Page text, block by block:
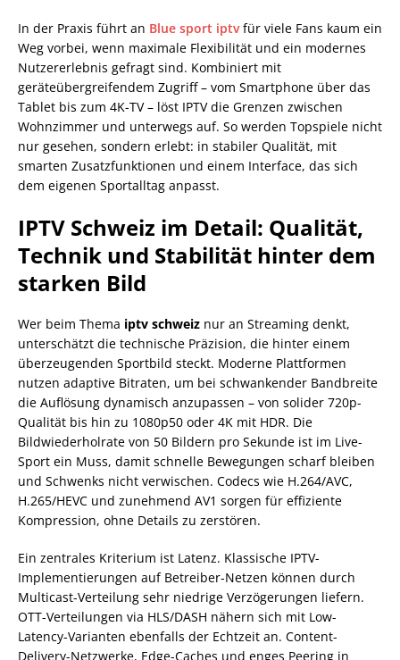
In der Praxis führt an Blue sport iptvfür viele Fans kaum ein
Weg vorbei, wenn maximale Flexibilität und ein modernes
Nutzererlebnis gefragt sind. Kombiniert mit
geräteübergreifendem Zugriff – vom Smartphone über das
Tablet bis zum 4K-TV – löst IPTV die Grenzen zwischen
Wohnzimmer und unterwegs auf. So werden Topspiele nicht
nur gesehen, sondern erlebt: in stabiler Qualität, mit
smarten Zusatzfunktionen und einem Interface, das sich
dem eigenen Sportalltag anpasst.
IPTV Schweiz im Detail: Qualität,
Technik und Stabilität hinter dem
starken Bild
Wer beim Thema iptv schweiz nur an Streaming denkt,
unterschätzt die technische Präzision, die hinter einem
überzeugenden Sportbild steckt. Moderne Plattformen
nutzen adaptive Bitraten, um bei schwankender Bandbreite
die Auflösung dynamisch anzupassen – von solider 720p-
Qualität bis hin zu 1080p50 oder 4K mit HDR. Die
Bildwiederholrate von 50 Bildern pro Sekunde ist im Live-
Sport ein Muss, damit schnelle Bewegungen scharf bleiben
und Schwenks nicht verwischen. Codecs wie H.264/AVC,
H.265/HEVC und zunehmend AV1 sorgen für effiziente
Kompression, ohne Details zu zerstören.
Ein zentrales Kriterium ist Latenz. Klassische IPTV-
Implementierungen auf Betreiber-Netzen können durch
Multicast-Verteilung sehr niedrige Verzögerungen liefern.
OTT-Verteilungen via HLS/DASH nähern sich mit Low-
Latency-Varianten ebenfalls der Echtzeit an. Content-
Delivery-Netzwerke, Edge-Caches und enges Peering in